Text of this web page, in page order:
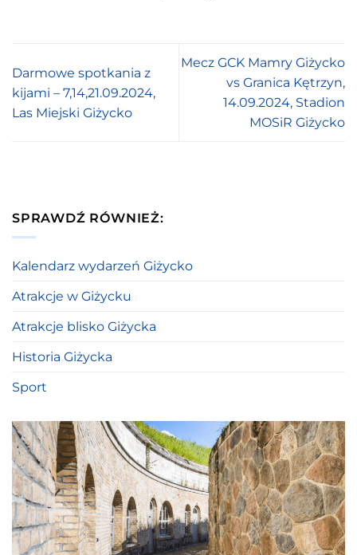
Darmowe spotkania z
kijami – 7,14,21.09.2024,
Las Miejski Giżycko
Mecz GCK Mamry Giżycko
vs Granica Kętrzyn,
14.09.2024, Stadion
MOSiR Giżycko
SPRAWDŹ RÓWNIEŻ:
Kalendarz wydarzeń Giżycko
Atrakcje w Giżycku
Atrakcje blisko Giżycka
Historia Giżycka
Sport